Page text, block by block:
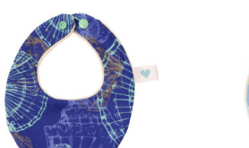
Ajouter au panier